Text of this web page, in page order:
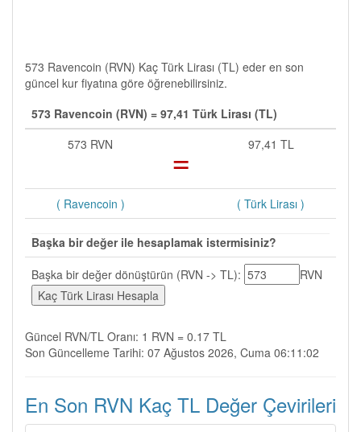
573 Ravencoin (RVN) Kaç Türk Lirası (TL) eder en son
güncel kur fiyatına göre öğrenebilirsiniz.
573 Ravencoin (RVN) = 97,41 Türk Lirası (TL)
573 RVN
= 97,41 TL
( Ravencoin ) ( Türk Lirası )
Başka bir değer ile hesaplamak istermisiniz?
Başka bir değer dönüştürün (RVN -> TL):
RVN
Güncel RVN/TL Oranı: 1 RVN = 0.17 TL
Son Güncelleme Tarihi: 07 Ağustos 2026, Cuma 06:11:02
En Son RVN Kaç TL Değer Çevirileri